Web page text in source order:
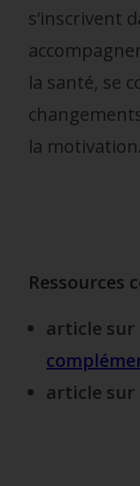
s’inscrivent
la santé, se
la motivation.
Ressources
article sur
article sur